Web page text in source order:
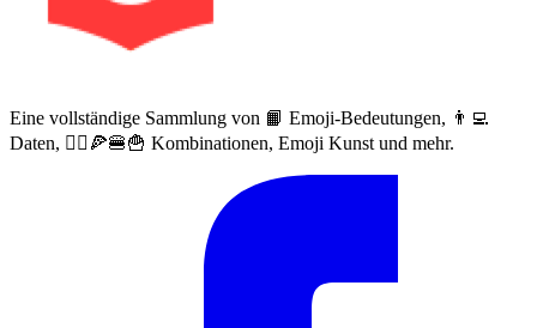
Eine vollständige Sammlung von 📙 Emoji-Bedeutungen, 👨‍💻
Daten, 🙅‍♀️🍕🍔🍟 Kombinationen, Emoji Kunst und mehr.